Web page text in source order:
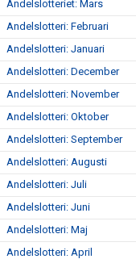
Andelslotteriet: Mars
Andelslotteri: Februari
Andelslotteri: Januari
Andelslotteri: December
Andelslotteri: November
Andelslotteri: Oktober
Andelslotteri: September
Andelslotteri: Augusti
Andelslotteri: Juli
Andelslotteri: Juni
Andelslotteri: Maj
Andelslotteri: April